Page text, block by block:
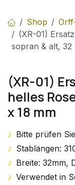
Shop
(XR-01)
sopran & alt, 32
(XR-01)
helles
x 18 mm
♪ Bitte prüfen
♪ Stablängen:
♪ Breite: 32mm,
♪ Verwendet in